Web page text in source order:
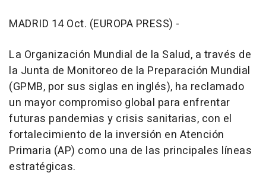
MADRID 14 Oct. (EUROPA PRESS) -
La Organización Mundial de la Salud, a través de
la Junta de Monitoreo de la Preparación Mundial
(GPMB, por sus siglas en inglés), ha reclamado
un mayor compromiso global para enfrentar
futuras pandemias y crisis sanitarias, con el
fortalecimiento de la inversión en Atención
Primaria (AP) como una de las principales líneas
estratégicas.